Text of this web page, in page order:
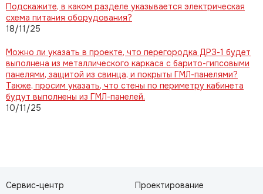
Подскажите, в каком разделе указывается электрическая
схема питания оборудования?
18/11/25
Можно ли указать в проекте, что перегородка ДРЗ-1 будет
выполнена из металлического каркаса с барито-гипсовыми
панелями, защитой из свинца, и покрыты ГМЛ-панелями?
Также, просим указать, что стены по периметру кабинета
будут выполнены из ГМЛ-панелей.
10/11/25
Сервис-центр
Проектирование